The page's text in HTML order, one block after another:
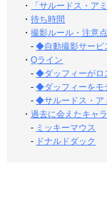
・
「サルードス・ア
・待ち時間
・撮影ルール・注意点
-◆自動撮影サービ
・Qライン
-◆ダッフィーがロ
-◆ダッフィーをモ
-◆サルードス・ア
・過去に会えたキャ
- ミッキーマウス
- ドナルドダック